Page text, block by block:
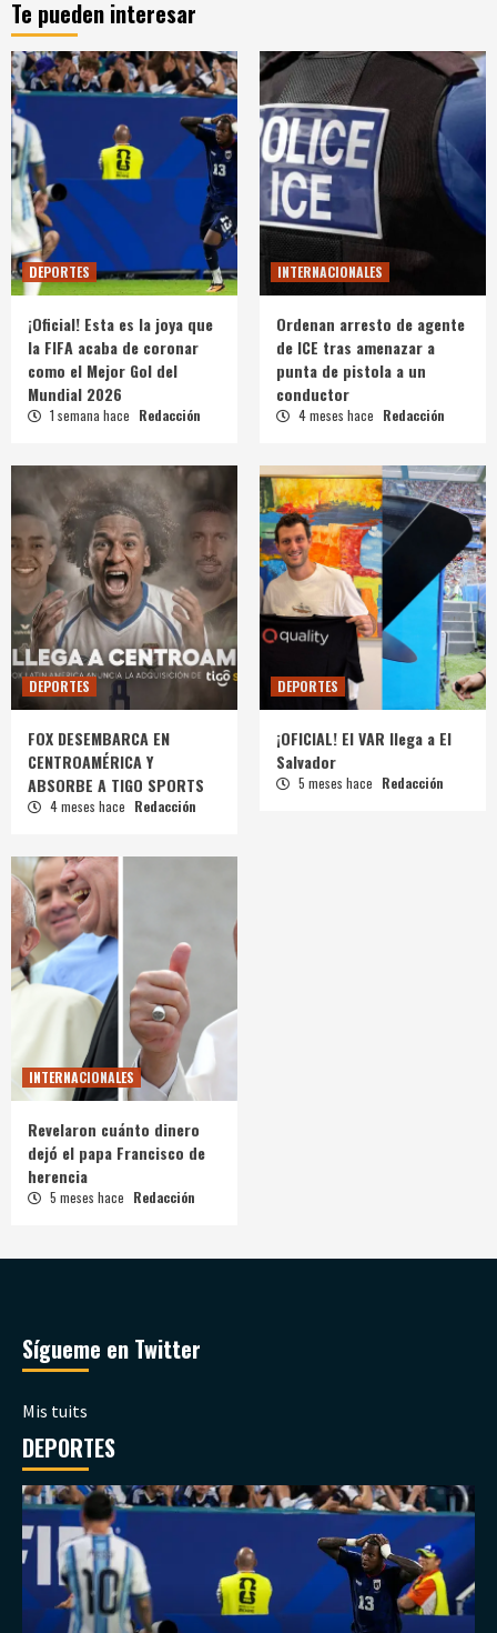
Te pueden interesar
DEPORTES
¡Oficial! Esta es la joya que
la FIFA acaba de coronar
como el Mejor Gol del
Mundial 2026
1 semana hace Redacción
INTERNACIONALES
Ordenan arresto de agente
de ICE tras amenazar a
punta de pistola a un
conductor
4 meses hace Redacción
DEPORTES
FOX DESEMBARCA EN
CENTROAMÉRICA Y
ABSORBE A TIGO SPORTS
4 meses hace Redacción
DEPORTES
¡OFICIAL! El VAR llega a El
Salvador
5 meses hace Redacción
INTERNACIONALES
Revelaron cuánto dinero
dejó el papa Francisco de
herencia
5 meses hace Redacción
Sígueme en Twitter
Mis tuits
DEPORTES